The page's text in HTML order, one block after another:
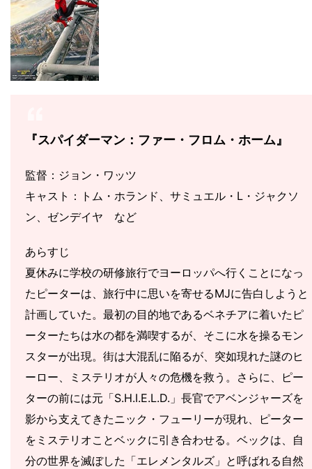
『スパイダーマン：ファー・フロム・ホーム』
監督：ジョン・ワッツ
キャスト：トム・ホランド、サミュエル・L・ジャクソ
ン、ゼンデイヤ など
あらすじ
夏休みに学校の研修旅行でヨーロッパへ行くことになっ
たピーターは、旅行中に思いを寄せるMJに告白しようと
計画していた。最初の目的地であるベネチアに着いたピ
ーターたちは水の都を満喫するが、そこに水を操るモン
スターが出現。街は大混乱に陥るが、突如現れた謎のヒ
ーロー、ミステリオが人々の危機を救う。さらに、ピー
ターの前には元「S.H.I.E.L.D.」長官でアベンジャーズを
影から支えてきたニック・フューリーが現れ、ピーター
をミステリオことベックに引き合わせる。ベックは、自
分の世界を滅ぼした「エレメンタルズ」と呼ばれる自然